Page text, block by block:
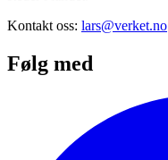
Kontakt oss: lars@verket.no
Følg med